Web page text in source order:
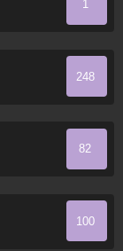
1
248
82
100